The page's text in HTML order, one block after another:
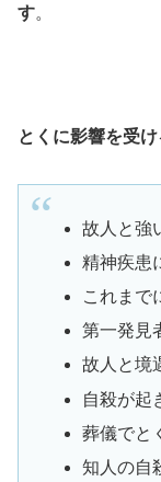
す。
とくに影響を受
故人と強
精神疾患
これまで
第一発見
故人と境
自殺が起
葬儀でと
知人の自